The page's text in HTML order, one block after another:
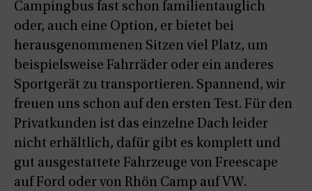
Campingbus fast schon familientauglich
oder, auch eine Option, er bietet bei
herausgenommenen Sitzen viel Platz, um
beispielsweise Fahrräder oder ein anderes
Sportgerät zu transportieren. Spannend, wir
freuen uns schon auf den ersten Test. Für den
Privatkunden ist das einzelne Dach leider
nicht erhältlich, dafür gibt es komplett und
gut ausgestattete Fahrzeuge von Freescape
auf Ford oder von Rhön Camp auf VW.